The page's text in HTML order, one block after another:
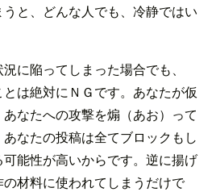
と、どんな人でも、冷静ではい
に陥ってしまった場合でも、
とは絶対にＮＧです。あなたが仮
なたへの攻撃を煽（あお）って
なたの投稿は全てブロックもし
能性が高いからです。逆に揚げ
材料に使われてしまうだけで